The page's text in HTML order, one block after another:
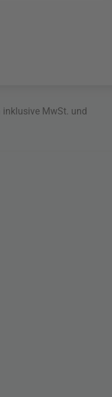
inklusive MwSt. und